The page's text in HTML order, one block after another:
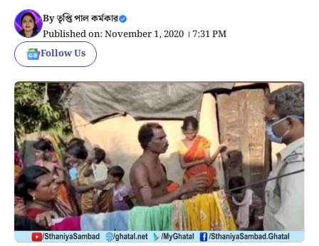
Byতৃপ্তি পাল কর্মকার
Published on: November 1, 2020 । 7:31 PM
Follow Us